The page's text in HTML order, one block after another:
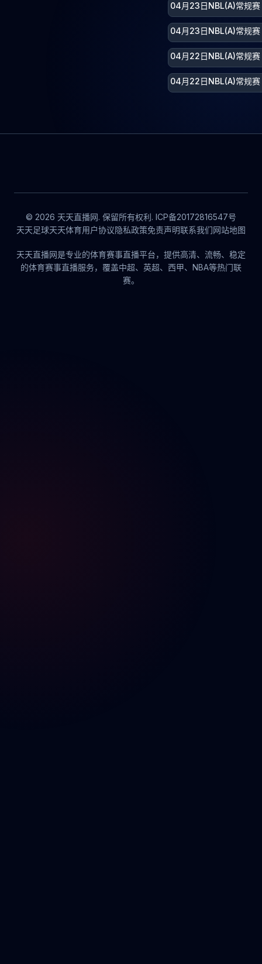
04月23日NBL(A)常规
04月23日NBL(A)常规
04月22日NBL(A)常规
04月22日NBL(A)常规
© 2026 天天直播网. 保留所有权利. ICP备20172816547号
天天足球天天体育用户协议隐私政策免责声明联系我们网站地图
天天直播网是专业的体育赛事直播平台，提供高清、流畅、稳定
的体育赛事直播服务，覆盖中超、英超、西甲、NBA等热门联
赛。